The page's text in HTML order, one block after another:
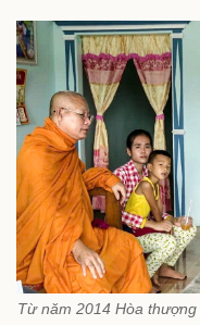
Từ năm 2014 Hòa